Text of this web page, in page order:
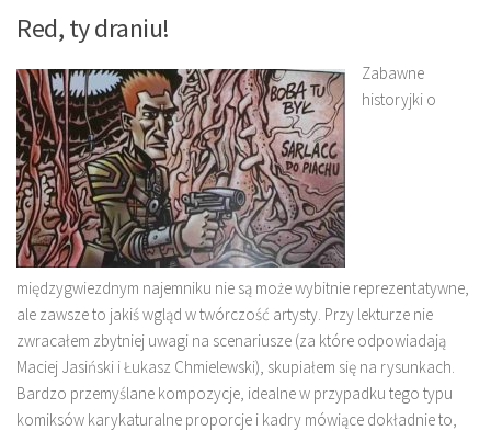
Red, ty draniu!
Zabawne
historyjki o
międzygwiezdnym najemniku nie są może wybitnie reprezentatywne,
ale zawsze to jakiś wgląd w twórczość artysty. Przy lekturze nie
zwracałem zbytniej uwagi na scenariusze (za które odpowiadają
Maciej Jasiński i Łukasz Chmielewski), skupiałem się na rysunkach.
Bardzo przemyślane kompozycje, idealne w przypadku tego typu
komiksów karykaturalne proporcje i kadry mówiące dokładnie to,